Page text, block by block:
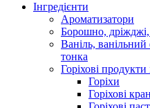
Інгредієнти
Ароматизатори
Борошно, дріжджі,
Ваніль, ванільний
тонка
Горіхові
Горіхи
Горіхові